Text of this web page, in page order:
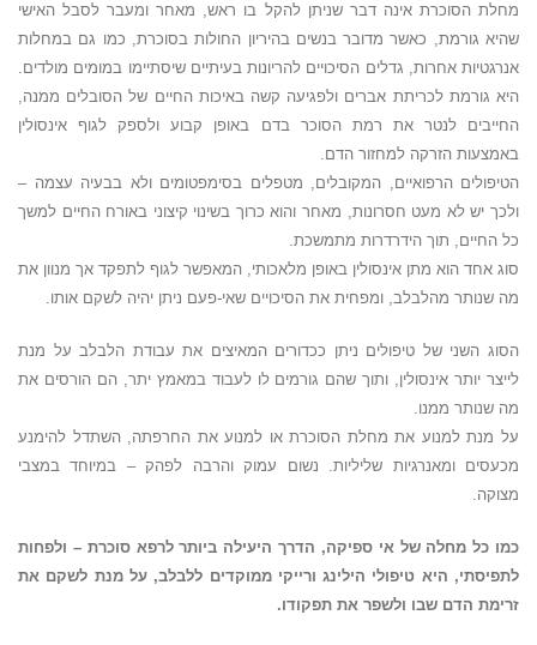
מחלת הסוכרת אינה דבר שניתן להקל בו ראש, מאחר ומעבר לסבל האישי
שהיא גורמת, כאשר מדובר בנשים בהיריון החולות בסוכרת, כמו גם במחלות
אנרגטיות אחרות, גדלים הסיכויים להריונות בעיתיים שיסתיימו במומים מולדים.
היא גורמת לכריתת אברים ולפגיעה קשה באיכות החיים של הסובלים ממנה,
החייבים לנטר את רמת הסוכר בדם באופן קבוע ולספק לגוף אינסולין
באמצעות הזרקה למחזור הדם.
הטיפולים הרפואיים, המקובלים, מטפלים בסימפטומים ולא בבעיה עצמה –
ולכך יש לא מעט חסרונות, מאחר והוא כרוך בשינוי קיצוני באורח החיים למשך
כל החיים, תוך הידרדרות מתמשכת.
סוג אחד הוא מתן אינסולין באופן מלאכותי, המאפשר לגוף לתפקד אך מנוון את
מה שנותר מהלבלב, ומפחית את הסיכויים שאי-פעם ניתן יהיה לשקם אותו.
הסוג השני של טיפולים ניתן ככדורים המאיצים את עבודת הלבלב על מנת
לייצר יותר אינסולין, ותוך שהם גורמים לו לעבוד במאמץ יתר, הם הורסים את
מה שנותר ממנו.
על מנת למנוע את מחלת הסוכרת או למנוע את החרפתה, השתדל להימנע
מכעסים ומאנרגיות שליליות. נשום עמוק והרבה לפהק – במיוחד במצבי
מצוקה.
כמו כל מחלה של אי ספיקה, הדרך היעילה ביותר לרפא סוכרת – ולפחות
לתפיסתי, היא טיפולי הילינג ורייקי ממוקדים ללבלב, על מנת לשקם את
זרימת הדם שבו ולשפר את תפקודו.